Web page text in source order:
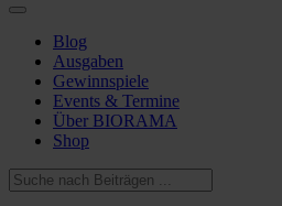
Blog
Ausgaben
Gewinnspiele
Events & Termine
Über BIORAMA
Shop